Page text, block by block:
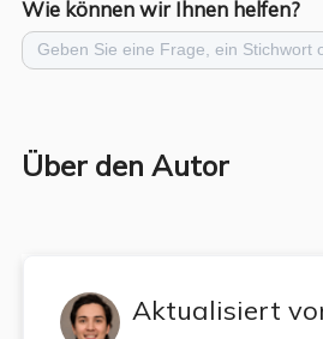
Wie können wir Ihnen helfen?
Über den Autor
Aktualisiert